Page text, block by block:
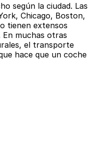
según la ciudad. Las
Chicago, Boston,
tienen extensos
muchas otras
el transporte
hace que un coche